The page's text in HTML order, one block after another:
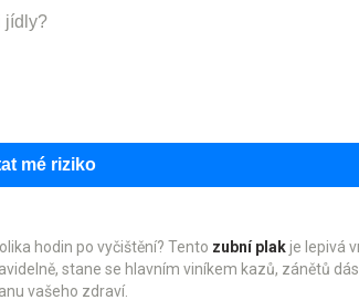
jídly?
mé riziko
hodin po vyčištění? Tento zubní plakje lepivá
stane se hlavním viníkem kazů, zánětů
vašeho zdraví.